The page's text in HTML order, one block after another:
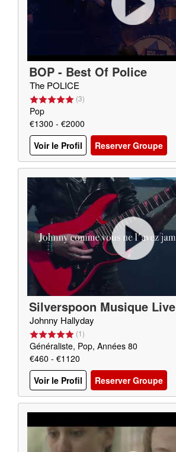
BOP - Best Of Police
The POLICE
(3)
Pop
€1300 - €2000
Voir le Profil
Reserver Groupe
Silverspoon Musique Live
Johnny Hallyday
(1)
Généraliste, Pop, Années 80
€460 - €1120
Voir le Profil
Reserver Groupe